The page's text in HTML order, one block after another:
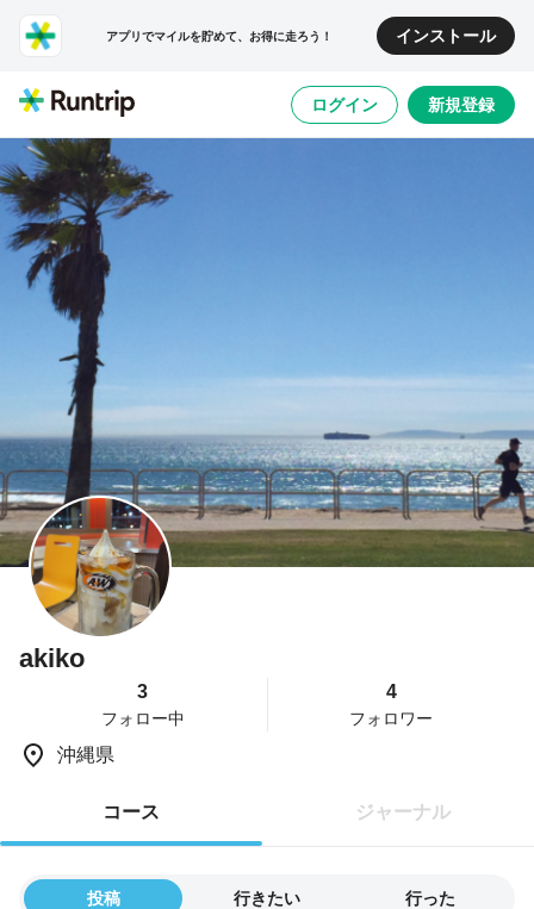
アプリでマイルを貯めて、お得に走ろう！ インストール
ログイン 新規登録
akiko
3
フォロー中
4
フォロワー
沖縄県
コース ジャーナル
投稿 行きたい 行った